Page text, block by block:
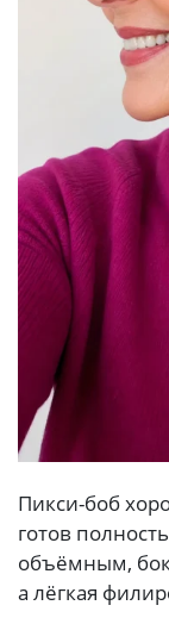
Пикси-боб
готов
объёмным,
а лёгкая